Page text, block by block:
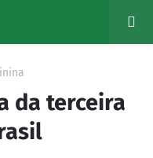
da terceira